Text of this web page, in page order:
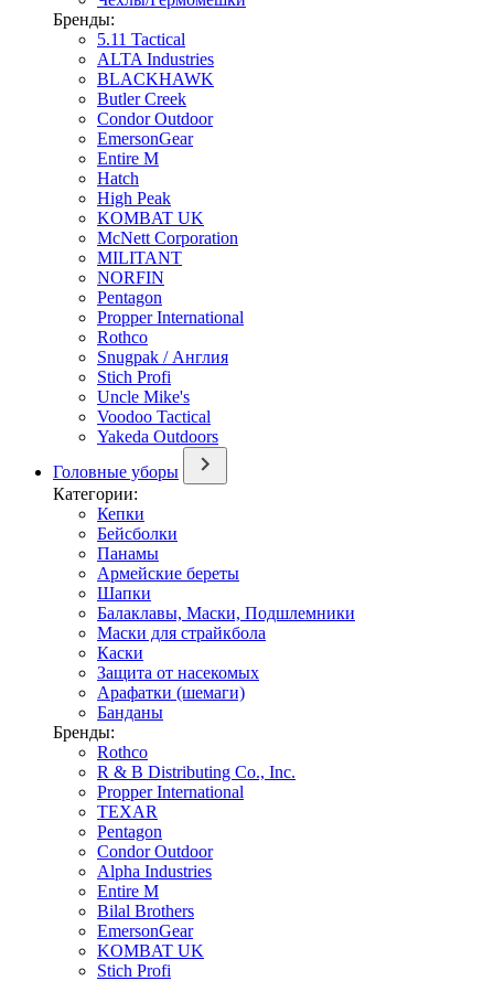
Бренды:
5.11 Tactical
ALTA Industries
BLACKHAWK
Butler Creek
Condor Outdoor
EmersonGear
Entire M
Hatch
High Peak
KOMBAT UK
McNett Corporation
MILITANT
NORFIN
Pentagon
Propper International
Rothco
Snugpak / Англия
Stich Profi
Uncle Mike's
Voodoo Tactical
Yakeda Outdoors
Головные уборы
Категории:
Кепки
Бейсболки
Панамы
Армейские береты
Шапки
Балаклавы, Маски, Подшлемники
Маски для страйкбола
Каски
Защита от насекомых
Арафатки (шемаги)
Банданы
Бренды:
Rothco
R & B Distributing Co., Inc.
Propper International
TEXAR
Pentagon
Condor Outdoor
Alpha Industries
Entire M
Bilal Brothers
EmersonGear
KOMBAT UK
Stich Profi